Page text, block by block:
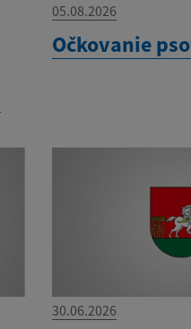
05.08.2026
Očkovanie
30.06.2026